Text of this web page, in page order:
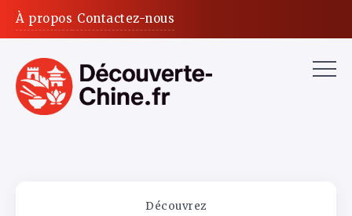
À propos Contactez-nous
Découvrez